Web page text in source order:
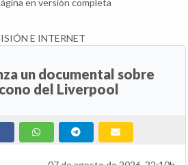
en versión completa
E INTERNET
un documental sobre
del Liverpool